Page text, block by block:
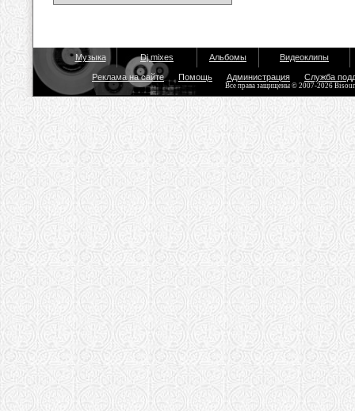
Музыка Dj mixes Альбомы Видеоклипы
Реклама на сайте Помощь Администрация Служба
Все права защищены © 2007-2026